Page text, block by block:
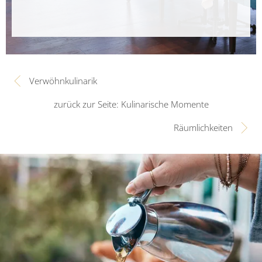
Verwöhnkulinarik
zurück zur Seite: Kulinarische Momente
Räumlichkeiten